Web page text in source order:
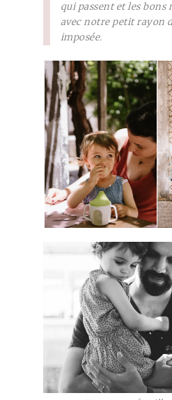
qui passent et les bons
avec notre petit rayon
imposée.